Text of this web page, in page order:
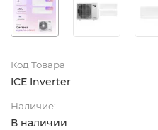
Код Товара
ICE Inverter
Наличие:
В наличии